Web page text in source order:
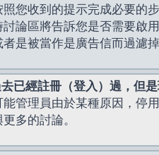
照您收到的提示完成必要的
討論區將告訴您是否需要啟
者是被當作是廣告信而過濾
已經註冊（登入）過，但
能管理員由於某種原因，停
多的討論。